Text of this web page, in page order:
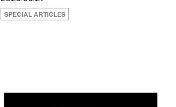
SPECIAL ARTICLES